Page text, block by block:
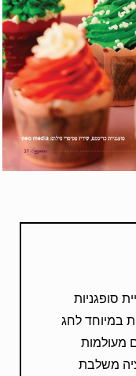
סופגניות
במיוחד לחג
מעולמות
משלבת